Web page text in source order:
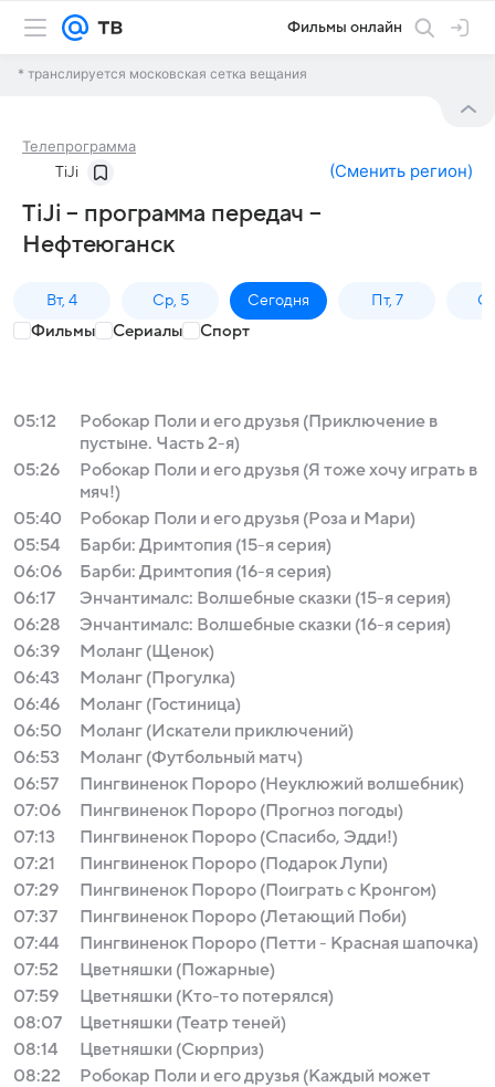
Фильмы онлайн
* транслируется московская сетка вещания
Телепрограмма
TiJi (Сменить регион)
TiJi – программа передач –
Нефтеюганск
Вт, 4 Ср, 5 Сегодня Пт, 7
Фильмы Сериалы Спорт
05:12
Робокар Поли и его друзья (Приключение в
пустыне. Часть 2-я)
05:26
Робокар Поли и его друзья (Я тоже хочу играть в
мяч!)
05:40
Робокар Поли и его друзья (Роза и Мари)
05:54
Барби: Дримтопия (15-я серия)
06:06
Барби: Дримтопия (16-я серия)
06:17
Энчантималс: Волшебные сказки (15-я серия)
06:28
Энчантималс: Волшебные сказки (16-я серия)
06:39
Моланг (Щенок)
06:43
Моланг (Прогулка)
06:46
Моланг (Гостиница)
06:50
Моланг (Искатели приключений)
06:53
Моланг (Футбольный матч)
06:57
Пингвиненок Пороро (Неуклюжий волшебник)
07:06
Пингвиненок Пороро (Прогноз погоды)
07:13
Пингвиненок Пороро (Спасибо, Эдди!)
07:21
Пингвиненок Пороро (Подарок Лупи)
07:29
Пингвиненок Пороро (Поиграть с Кронгом)
07:37
Пингвиненок Пороро (Летающий Поби)
07:44
Пингвиненок Пороро (Петти - Красная шапочка)
07:52
Цветняшки (Пожарные)
07:59
Цветняшки (Кто-то потерялся)
08:07
Цветняшки (Театр теней)
08:14
Цветняшки (Сюрприз)
08:22
Робокар Поли и его друзья (Каждый может